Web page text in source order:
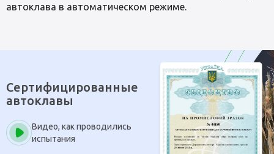
автоклава в автоматическом режиме.
Сертифицированные
автоклавы
Видео, как проводились
испытания